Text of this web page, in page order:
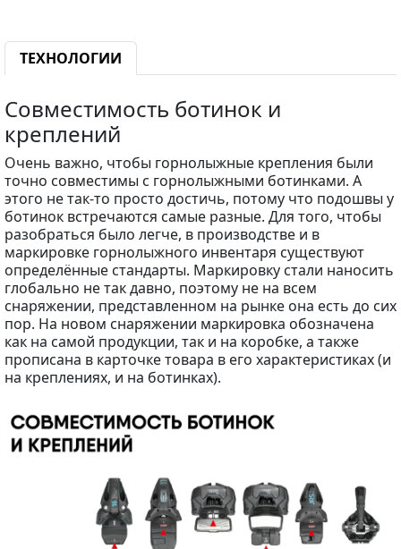
ТЕХНОЛОГИИ
Совместимость ботинок и
креплений
Очень важно, чтобы горнолыжные крепления были
точно совместимы с горнолыжными ботинками. А
этого не так-то просто достичь, потому что подошвы у
ботинок встречаются самые разные. Для того, чтобы
разобраться было легче, в производстве и в
маркировке горнолыжного инвентаря существуют
определённые стандарты. Маркировку стали наносить
глобально не так давно, поэтому не на всем
снаряжении, представленном на рынке она есть до сих
пор. На новом снаряжении маркировка обозначена
как на самой продукции, так и на коробке, а также
прописана в карточке товара в его характеристиках (и
на креплениях, и на ботинках).